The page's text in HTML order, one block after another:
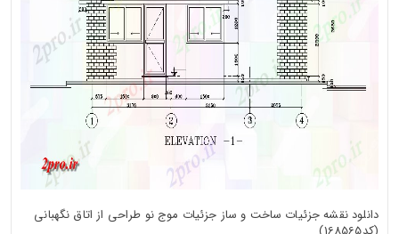
دانلود نقشه جزئیات ساخت و ساز جزئیات موج نو طراحی از اتاق نگهبانی